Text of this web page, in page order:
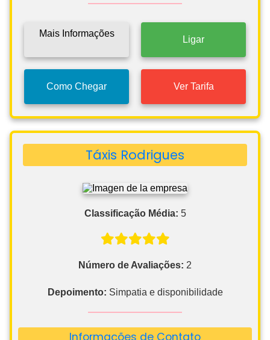
Mais Informações
Ligar
Como Chegar Ver Tarifa
Táxis Rodrigues
Classificação Média: 5
Número de Avaliações: 2
Depoimento: Simpatia e disponibilidade
Informações de Contato